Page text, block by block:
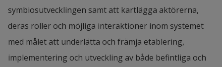
symbiosutvecklingen samt att kartlägga aktörerna,
deras roller och möjliga interaktioner inom systemet
med målet att underlätta och främja etablering,
implementering och utveckling av både befintliga och